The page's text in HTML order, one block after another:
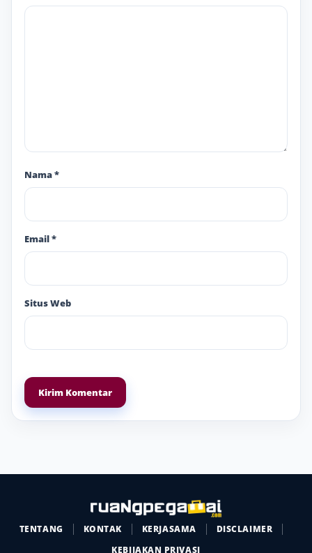
Nama*
Email*
Situs Web
TENTANG KONTAK KERJASAMA
DISCLAIMER
KEBIJAKAN PRIVASI